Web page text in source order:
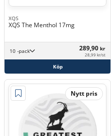
XQS
XQS The Menthol 17mg
10 -pack 289,90 kr
28,99 kr/st
Köp
Nytt pris